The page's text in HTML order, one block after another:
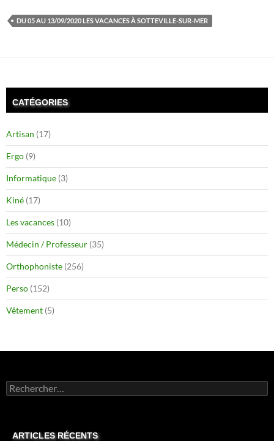
DU 05 AU 13/09/2020 LES VACANCES À SOTTEVILLE-SUR-MER
CATÉGORIES
Artisan (17)
Ergo (9)
Informatique (3)
Kiné (17)
Les vacances (10)
Médecin / Professeur (35)
Orthophoniste (256)
Perso (152)
Vêtement (5)
Rechercher :
ARTICLES RÉCENTS